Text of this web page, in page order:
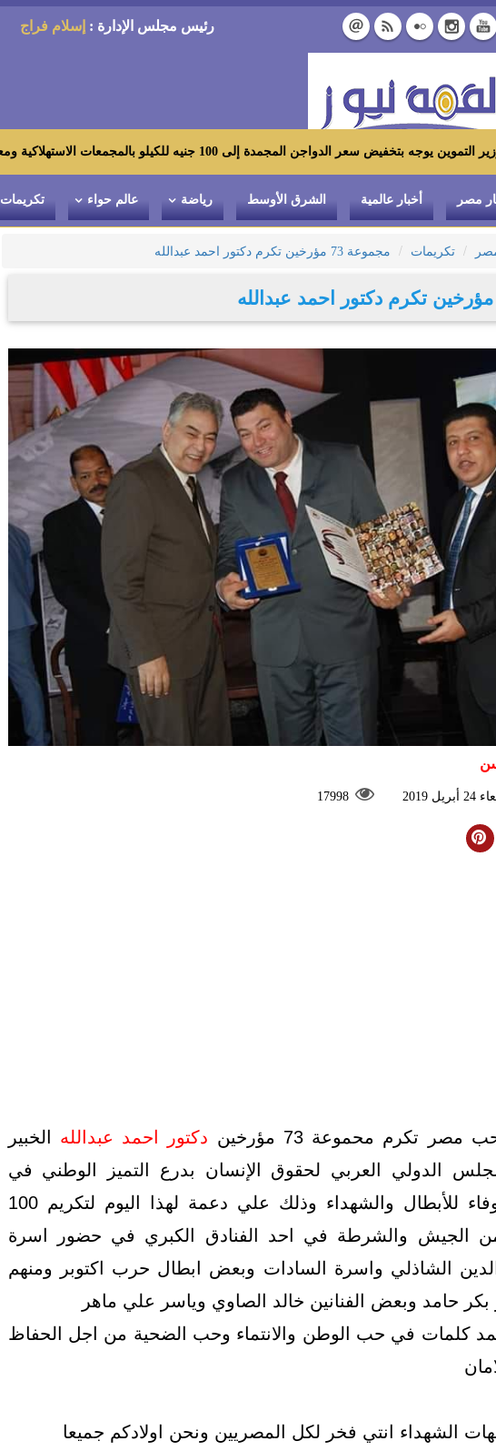
رئيس مجلس الإدارة : إسلام فراج
المجمدة إلى 100 جنيه للكيلو بالمجمعات الاستهلاكية ومعارض «أهلاً رمضان»
مصر أخبار عالمية الشرق الأوسط رياضة عالم حواء تكريمات
تكريمات مجموعة 73 مؤرخين تكرم دكتور احمد عبدالله
17998
تكرم محموعة 73 مؤرخين دكتور احمد عبدالله الخبير
الدولي العربي لحقوق الإنسان بدرع التميز الوطني في
مؤتمر يوم الوفاء للأبطال والشهداء وذلك علي دعمة لهذا اليوم لتكريم 100
الجيش والشرطة في احد الفنادق الكبري في حضور اسرة
الشاذلي واسرة السادات وبعض ابطال حرب اكتوبر ومنهم
بكر حامد وبعض الفنانين خالد الصاوي وياسر علي ماهر
كلمات في حب الوطن والانتماء وحب الضحية من اجل الحفاظ
الشهداء انتي فخر لكل المصريين ونحن اولادكم جميعا